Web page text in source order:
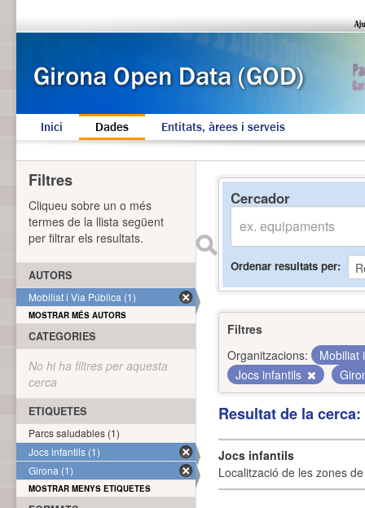
Inici Dades Entitats, àrees i serveis
Cercador
Ordenar resultats per
Filtres
Organitzacions:
Mobiliat
Jocs infantils
Resultat de la
Jocs infantils
Localització de les zones
Filtres
Cliqueu sobre un o més
termes de la llista següent
per filtrar els resultats.
AUTORS
Mobiliat i Via Pública (1)
MOSTRAR MÉS AUTORS
CATEGORIES
No hi ha filtres per aquesta
cerca
ETIQUETES
Parcs saludables (1)
Jocs infantils (1)
Girona (1)
MOSTRAR MENYS ETIQUETES